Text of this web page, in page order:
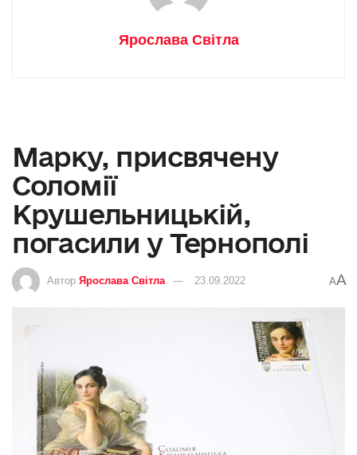
Ярослава Світла
Марку, присвячену
Соломії
Крушельницькій,
погасили у Тернополі
Автор Ярослава Світла 23.09.2022 AA